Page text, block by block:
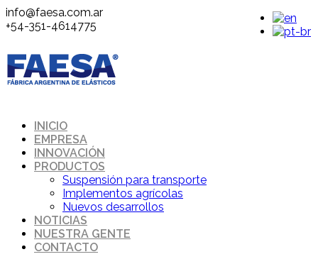
info@faesa.com.ar
+54-351-4614775
INICIO
EMPRESA
INNOVACIÓN
PRODUCTOS
Suspensión para transporte
Implementos agrícolas
Nuevos desarrollos
NOTICIAS
NUESTRA GENTE
CONTACTO